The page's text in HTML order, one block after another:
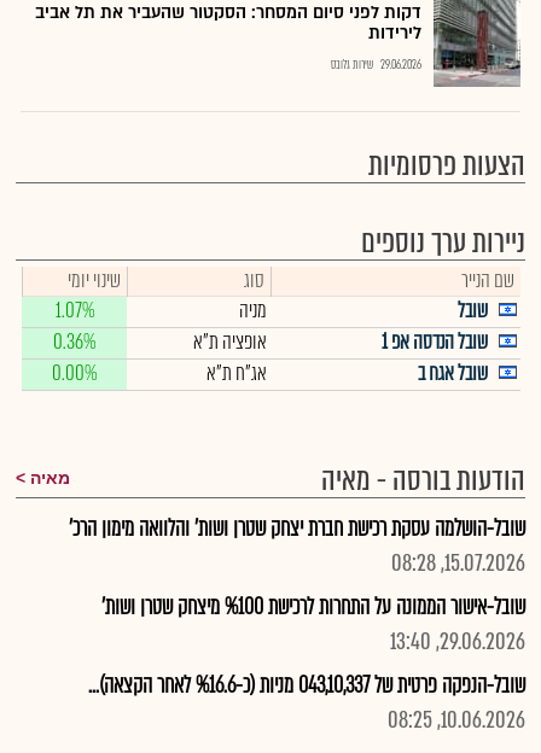
דקות לפני סיום המסחר: הסקטור שהעביר את תל אביב
לירידות
29.06.2026 שירות גלובס
הצעות פרסומיות
ניירות ערך נוספים
שם הנייר סוג
שינוי יומי
שובל
מניה
1.07%
שובל הנדסה אפ 1
אופציה ת"א
0.36%
שובל אגח ב
אג"ח ת"א 0.00%
הודעות בורסה - מאיה מאיה
שובל-הושלמה עסקת רכישת חברת יצחק שטרן ושות' והלוואה מימון הרכ'
15.07.2026, 08:28
שובל-אישור הממונה על התחרות לרכישת %100 מיצחק שטרן ושות'
29.06.2026, 13:40
שובל-הנפקה פרטית של 043,10,337 מניות (כ-%16.6 לאחר הקצאה)...
10.06.2026, 08:25